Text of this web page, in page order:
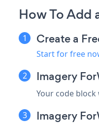
How To Add
Create a
Start for free
Imagery
Your code
Imagery